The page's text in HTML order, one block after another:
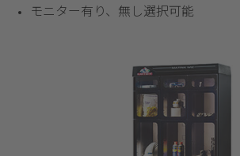
モニター有り、無し選択可能